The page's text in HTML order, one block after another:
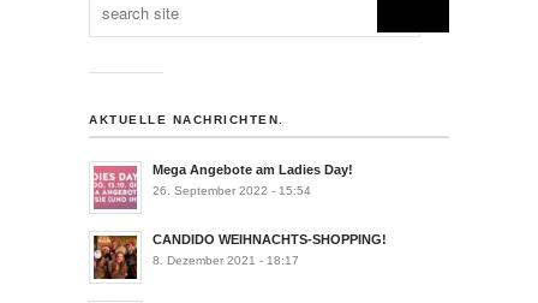
AKTUELLE NACHRICHTEN.
Mega Angebote am Ladies Day!
26. September 2022 - 15:54
CANDIDO WEIHNACHTS-SHOPPING!
8. Dezember 2021 - 18:17